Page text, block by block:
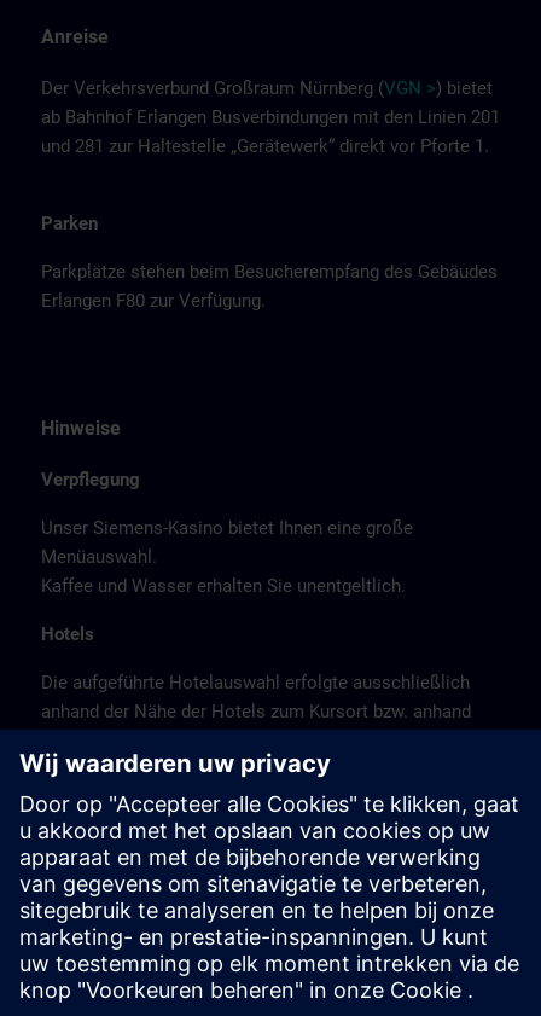
Anreise
Der Verkehrsverbund Großraum Nürnberg (VGN >) bietet
ab Bahnhof Erlangen Busverbindungen mit den Linien 201
und 281 zur Haltestelle „Gerätewerk“ direkt vor Pforte 1.
Parken
Parkplätze stehen beim Besucherempfang des Gebäudes
Erlangen F80 zur Verfügung.
Hinweise
Verpflegung
Unser Siemens-Kasino bietet Ihnen eine große
Menüauswahl.
Kaffee und Wasser erhalten Sie unentgeltlich.
Hotels
Die aufgeführte Hotelauswahl erfolgte ausschließlich
anhand der Nähe der Hotels zum Kursort bzw. anhand
Veranstaltungsort.
Es handelt sich hierbei nicht um Siemens-
Vertragshotels, daher können wir für die Qualität der
Hotels keine Gewähr übernehmen.
Stornierung
Bitte stornieren Sie schriftlich.